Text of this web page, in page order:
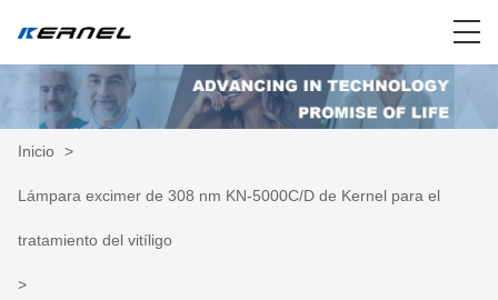
Inicio >
Lámpara excimer de 308 nm KN-5000C/D de Kernel para el
tratamiento del vitíligo
>